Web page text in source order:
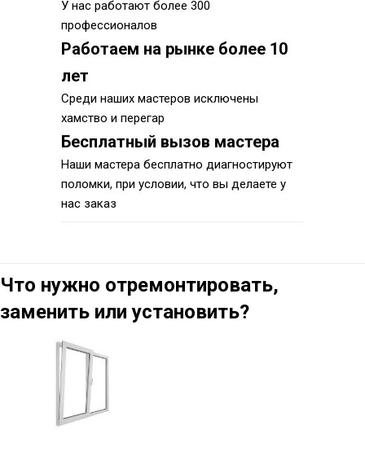
Ежедневно с 8-21 готовы к работе
Мастера профессионалы
У нас работают более 300
профессионалов
Работаем на рынке более 10
лет
Среди наших мастеров исключены
хамство и перегар
Бесплатный вызов мастера
Что нужно отремонтировать,
заменить или установить?